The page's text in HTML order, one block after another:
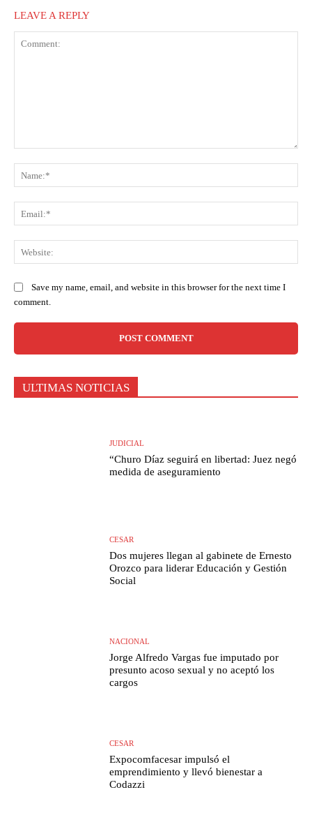
LEAVE A REPLY
Save my name, email, and website in this browser for the next time I
comment.
ULTIMAS NOTICIAS
JUDICIAL
“Churo Díaz seguirá en libertad: Juez negó
medida de aseguramiento
CESAR
Dos mujeres llegan al gabinete de Ernesto
Orozco para liderar Educación y Gestión
Social
NACIONAL
Jorge Alfredo Vargas fue imputado por
presunto acoso sexual y no aceptó los
cargos
CESAR
Expocomfacesar impulsó el
emprendimiento y llevó bienestar a
Codazzi